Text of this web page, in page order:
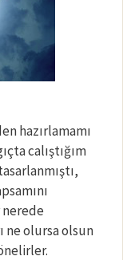
hazırlamamı
calıştığım
ne olursa olsun